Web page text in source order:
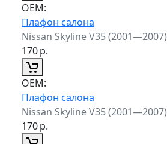
ОЕМ:
Плафон салона
Nissan Skyline V35 (2001—2007)
170р.
ОЕМ:
Плафон салона
Nissan Skyline V35 (2001—2007)
170р.